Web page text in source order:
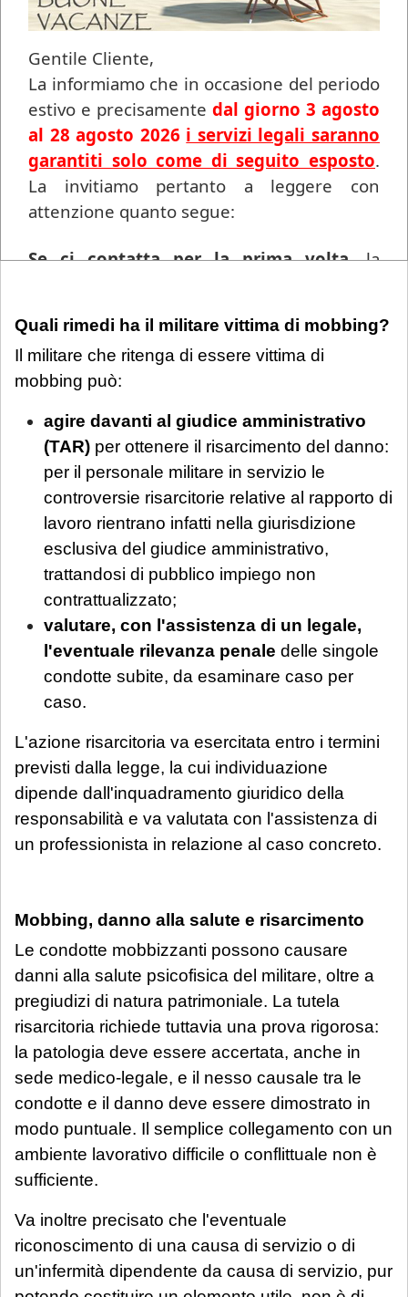
Va però precisato che non esiste alcun
provvedimenti non esaurisce, da solo, la prova
del mobbing, così come la mancata
impugnazione degli atti, pur potendo indebolire
sensibilmente la domanda risarcitoria, va
valutata nel quadro complessivo. Il fulcro resta
sempre la dimostrazione dell'intento
persecutorio e del nesso causale tra le condotte
Quali rimedi ha il militare vittima di mobbing?
Il militare che ritenga di essere vittima di
mobbing può:
agire davanti al giudice amministrativo
(TAR) per ottenere il risarcimento del danno:
per il personale militare in servizio le
controversie risarcitorie relative al rapporto di
lavoro rientrano infatti nella giurisdizione
esclusiva del giudice amministrativo,
trattandosi di pubblico impiego non
contrattualizzato;
valutare, con l'assistenza di un legale,
l'eventuale rilevanza penale delle singole
condotte subite, da esaminare caso per
caso.
L'azione risarcitoria va esercitata entro i termini
previsti dalla legge, la cui individuazione
dipende dall'inquadramento giuridico della
responsabilità e va valutata con l'assistenza di
un professionista in relazione al caso concreto.
Mobbing, danno alla salute e risarcimento
Le condotte mobbizzanti possono causare
danni alla salute psicofisica del militare, oltre a
pregiudizi di natura patrimoniale. La tutela
risarcitoria richiede tuttavia una prova rigorosa:
la patologia deve essere accertata, anche in
sede medico-legale, e il nesso causale tra le
condotte e il danno deve essere dimostrato in
modo puntuale. Il semplice collegamento con un
ambiente lavorativo difficile o conflittuale non è
sufficiente.
Va inoltre precisato che l'eventuale
riconoscimento di una causa di servizio o di
un'infermità dipendente da causa di servizio, pur
Gentile Cliente,
La informiamo che in occasione del periodo
estivo e precisamente dal giorno 3 agosto
al 28 agosto 2026 i servizi legali saranno
garantiti solo come di seguito esposto.
La invitiamo pertanto a leggere con
attenzione quanto segue:
Se ci contatta per la prima volta, la
sarà gestita in videoconferenza a fronte di
un compenso di€ 180,00, in ragione del
periodo di chiusura dello Studio.
che tale maggiorazione non comporta un
trattamento prioritario
: l'appuntamento
sarà calendarizzato in base alla disponibilità
dei professionisti, in relazione all'urgenza
della questione posta. Se interessato, si
invita a mandare una mail con richiesta di
prenotazione.
Sarà comunque garantita assistenza
urgente esclusivamente per le seguenti
casistiche:
avviso di conclusione delle indagini ex
art. 415-bis c.p.p.;
ricorsi, memorie e osservazioni con
termine di scadenza ricadente nel
periodo di chiusura,solo se
comunicate tempestivamente alla
notifica;
dettagliatamente la situazione in una
email: la Sua richiesta sarà evasa
esclusivamente tramite email di riscontro
da parte dello Studio, che indicherà le
modalità di gestione.
Se è già cliente dello Studio, le richieste
non strettamente urgenti (aggiornamenti
sullo stato della pratica, quesiti generali,
gestione adempimenti processuali
rinviabili) saranno prese in carico al rientro,
a partire dal 1° settembre 2026.